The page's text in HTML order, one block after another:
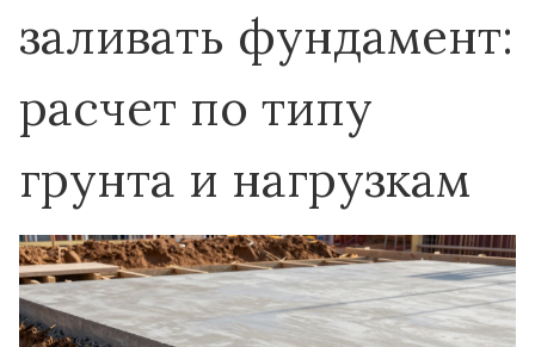
заливать фундамент:
расчет по типу
грунта и нагрузкам